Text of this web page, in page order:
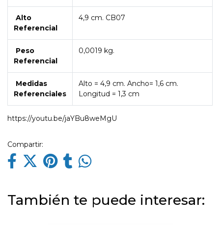
Alto
Referencial
4,9 cm. CB07
Peso
Referencial
0,0019 kg.
Medidas
Referenciales
Alto = 4,9 cm. Ancho= 1,6 cm.
Longitud = 1,3 cm
https://youtu.be/jaYBu8weMgU
Compartir:
También te puede interesar: